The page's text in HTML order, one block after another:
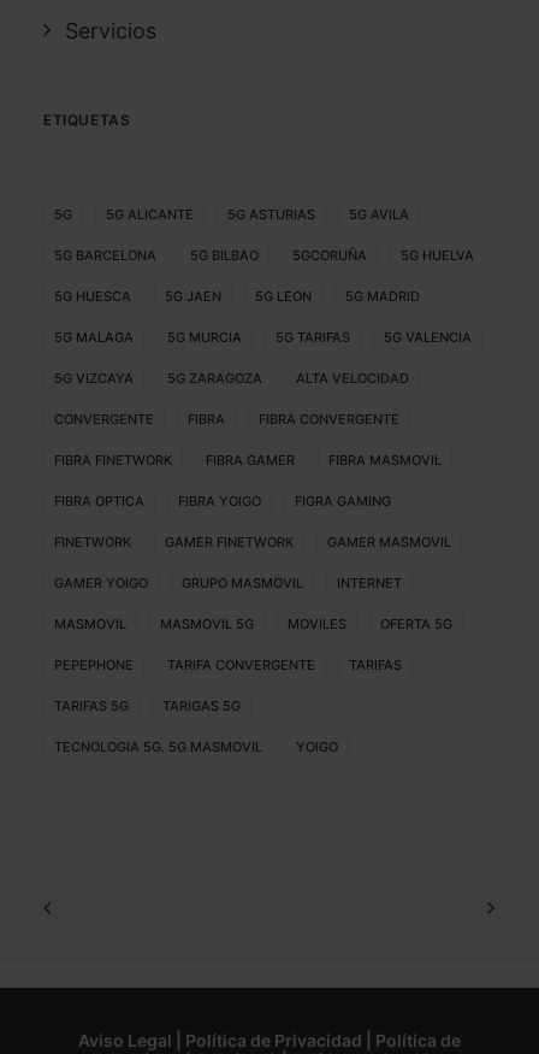
Servicios
ETIQUETAS
5G 5G ALICANTE 5G ASTURIAS 5G AVILA
5G BARCELONA 5G BILBAO 5GCORUÑA 5G HUELVA
5G HUESCA 5G JAEN 5G LEON 5G MADRID
5G MALAGA 5G MURCIA 5G TARIFAS 5G VALENCIA
5G VIZCAYA 5G ZARAGOZA ALTA VELOCIDAD
CONVERGENTE FIBRA FIBRA CONVERGENTE
FIBRA FINETWORK FIBRA GAMER FIBRA MASMOVIL
FIBRA OPTICA FIBRA YOIGO FIGRA GAMING
FINETWORK GAMER FINETWORK GAMER MASMOVIL
GAMER YOIGO GRUPO MASMOVIL INTERNET
MASMOVIL MASMOVIL 5G MOVILES OFERTA 5G
PEPEPHONE TARIFA CONVERGENTE TARIFAS
TARIFAS 5G TARIGAS 5G
TECNOLOGIA 5G. 5G MASMOVIL YOIGO
Aviso Legal Política de Privacidad
Política de